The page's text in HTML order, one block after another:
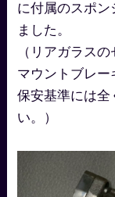
に付属のスポン
ました。
（リアガラス
マウントブレ
保安基準には全
い。）